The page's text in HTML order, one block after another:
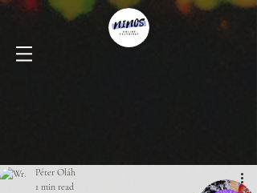
Péter Oláh
1 min read